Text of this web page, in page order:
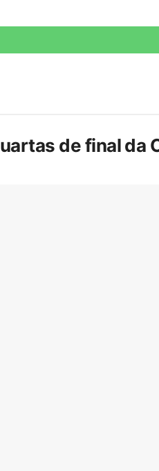
de final da